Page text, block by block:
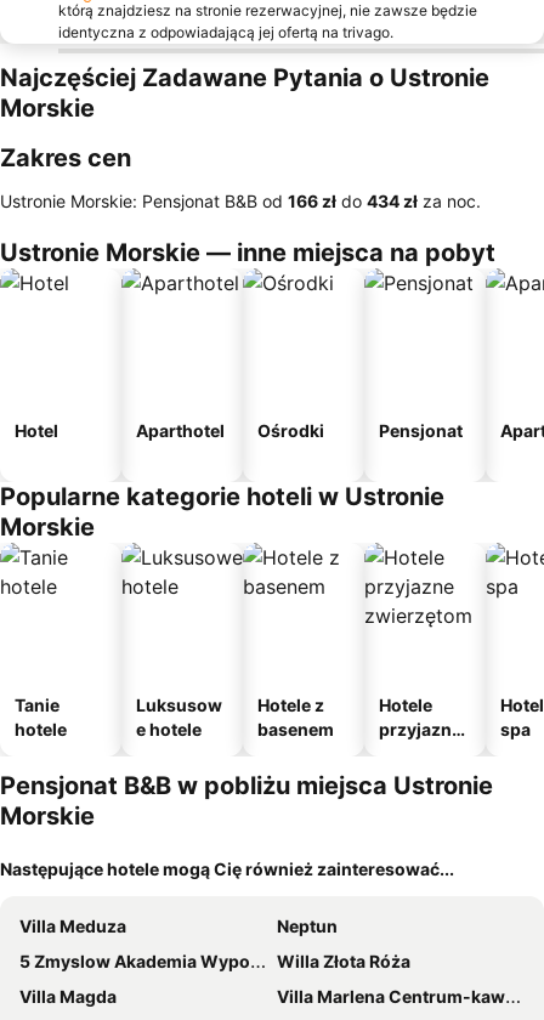
którą znajdziesz na stronie rezerwacyjnej, nie zawsze będzie
identyczna z odpowiadającą jej ofertą na trivago.
Najczęściej Zadawane Pytania o Ustronie
Morskie
Zakres cen
Ustronie Morskie: Pensjonat B&B od ‎166 zł do ‎434 zł za noc.
Ustronie Morskie — inne miejsca na pobyt
Hotel Aparthotel Ośrodki Pensjonat
Popularne kategorie hoteli w Ustronie
Morskie
Tanie
hotele
Luksusow
e hotele
Hotele z
basenem
Hotele
przyjazne
m
spa
Pensjonat B&B w pobliżu miejsca Ustronie
Morskie
Następujące hotele mogą Cię również zainteresować...
Villa Meduza
Neptun
5 Zmyslow Akademia Wypoczynku
Willa Złota Róża
Villa Magda
Villa Marlena Centrum-kawa,herbata i soki dostępne całą dobę w cenie pokoju